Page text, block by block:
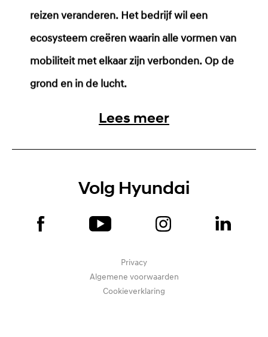
reizen veranderen. Het bedrijf wil een
ecosysteem creëren waarin alle vormen van
mobiliteit met elkaar zijn verbonden. Op de
grond en in de lucht.
Lees meer
Volg Hyundai
Privacy
Algemene voorwaarden
Cookieverklaring